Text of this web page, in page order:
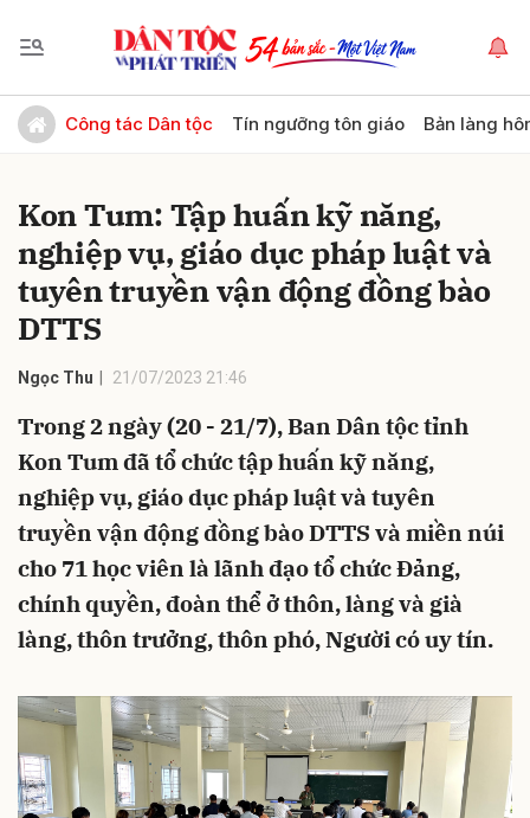
Công tác Dân tộc Tín ngưỡng tôn giáo Bản làng
Kon Tum: Tập huấn kỹ năng,
nghiệp vụ, giáo dục pháp luật và
tuyên truyền vận động đồng bào
DTTS
Ngọc Thu 21/07/2023 21:46
Trong 2 ngày (20 - 21/7), Ban Dân tộc tỉnh
Kon Tum đã tổ chức tập huấn kỹ năng,
nghiệp vụ, giáo dục pháp luật và tuyên
truyền vận động đồng bào DTTS và miền núi
cho 71 học viên là lãnh đạo tổ chức Đảng,
chính quyền, đoàn thể ở thôn, làng và già
làng, thôn trưởng, thôn phó, Người có uy tín.
Gửi bình luận